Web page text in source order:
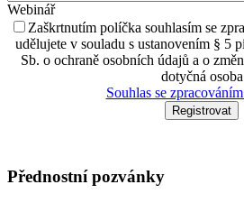
Webinář
Zaškrtnutím políčka souhlasím se
udělujete v souladu s ustanovením § 5
Sb. o ochraně osobních údajů a o
dotyčná osoba
Souhlas se
Přednostní pozvánky